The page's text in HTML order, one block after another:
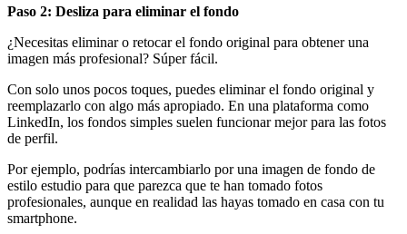
Paso 2: Desliza para eliminar el fondo
¿Necesitas eliminar o retocar el fondo original para obtener una
imagen más profesional? Súper fácil.
Con solo unos pocos toques, puedes eliminar el fondo original y
reemplazarlo con algo más apropiado. En una plataforma como
LinkedIn, los fondos simples suelen funcionar mejor para las fotos
de perfil.
Por ejemplo, podrías intercambiarlo por una imagen de fondo de
estilo estudio para que parezca que te han tomado fotos
profesionales, aunque en realidad las hayas tomado en casa con tu
smartphone.